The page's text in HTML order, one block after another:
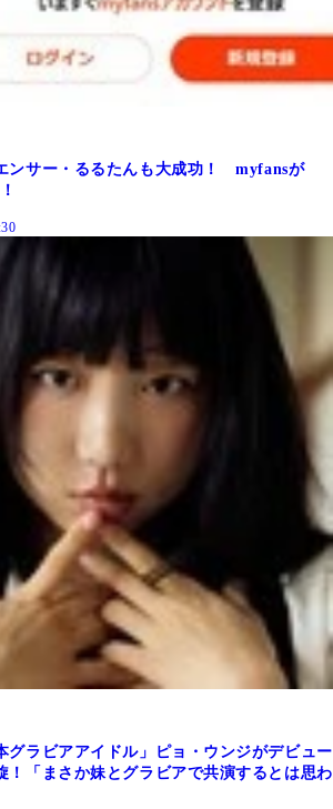
ンサー・るるたんも大成功！ myfansが
グラビアアイドル」ピョ・ウンジがデビュー
！「まさか妹とグラビアで共演するとは思わ